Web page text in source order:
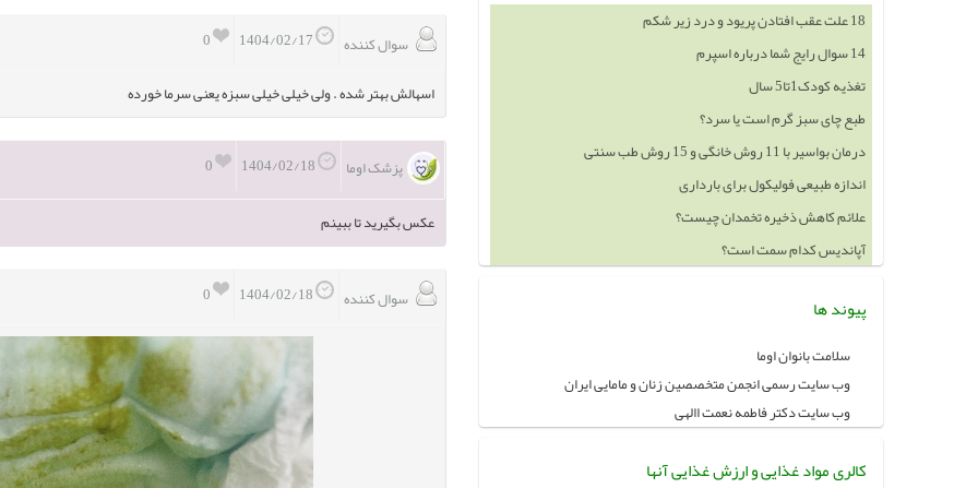
0
سوال کننده
اسهالش بهتر شده . ولی خیلی خیلی سبزه یعنی سرما خورده
0
پزشک اوما
عکس بگیرید تا ببینم
0 سوال کننده
14 سوال رایج شما درباره اسپرم
تغذیه کودک1تا5 سال
طبع چای سبز گرم است یا سرد؟
درمان بواسیر با 11 روش خانگی و 15 روش طب سنتی
اندازه طبیعی فولیکول برای بارداری
علائم کاهش ذخیره تخمدان چیست؟
آپاندیس کدام سمت است؟
خوردن چه چيزهايي باعث بزرگ شدن سينه ميشود
پیوند ها
سلامت بانوان اوما
وب سایت رسمی انجمن متخصصین زنان و مامایی ایران
وب سایت دکتر فاطمه نعمت االهی
کالری مواد غذایی و ارزش غذایی آنها